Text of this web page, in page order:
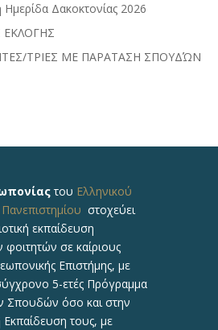
Ημερίδα Δακοκτονίας 2026
ΕΚΛΟΓΗΣ
ΤΡΙΕΣ ΜΕ ΠΑΡΑΤΑΣΗ ΣΠΟΥΔΏΝ
του Ελληνικού
στοχεύει
εκπαίδευση
σε καίριους
Επιστήμης, με
5-ετές Πρόγραμμα
Σπουδών όσο και στην
τους, με